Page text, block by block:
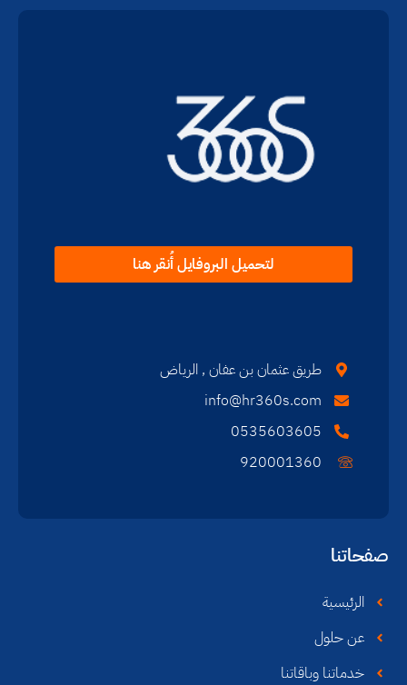
لتحميل البروفايل أُنقر هنا
طريق عثمان بن عفان , الرياض
info@hr360s.com
0535603605
920001360
صفحاتنا
الرئيسية
عن حلول
خدماتنا وباقاتنا